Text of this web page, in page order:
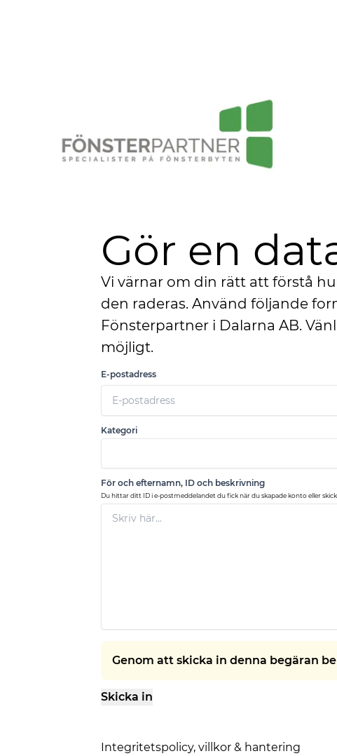
Gör en
Vi värnar om din rätt att förstå
den raderas. Använd följande
Fönsterpartner i Dalarna AB.
möjligt.
E-postadress
Kategori
För och efternamn, ID och beskrivning
Du hittar ditt ID i e-postmeddelandet du fick när du skapade konto eller
Genom att skicka in denna begäran
Skicka in
Integritetspolicy, villkor & hantering